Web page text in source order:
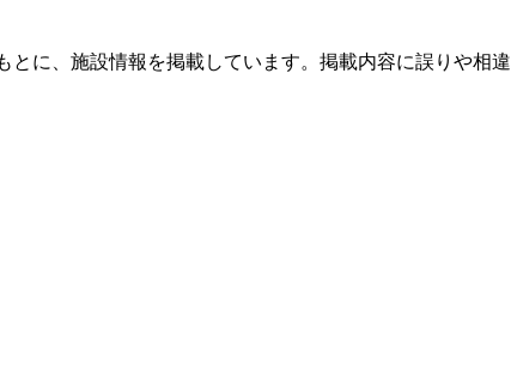
とに、施設情報を掲載しています。掲載内容に誤りや相